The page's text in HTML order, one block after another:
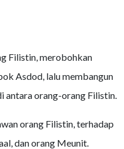
Filistin, merobohkan
Asdod, lalu membangun
antara orang-orang Filistin.
orang Filistin, terhadap
dan orang Meunit.